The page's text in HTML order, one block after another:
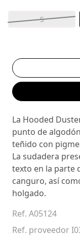
S
La Hooded
punto de
teñido con
La sudadera
texto en la parte
canguro, así
holgado.
Ref. A05124
Ref. proveedor